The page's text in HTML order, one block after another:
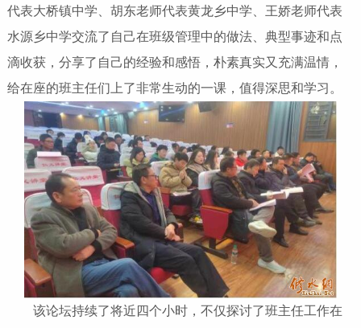
代表大桥镇中学、胡东老师代表黄龙乡中学、王娇老师代表
水源乡中学交流了自己在班级管理中的做法、典型事迹和点
滴收获，分享了自己的经验和感悟，朴素真实又充满温情，
给在座的班主任们上了非常生动的一课，值得深思和学习。
该论坛持续了将近四个小时，不仅探讨了班主任工作在